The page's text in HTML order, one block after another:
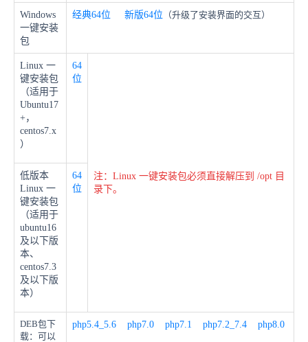
Windows
一键安装
包
经典64位 新版64位 （升级了安装界面的交互）
Linux 一
键安装包
（适用于
Ubuntu17
+，
centos7.x
）
64
位
注：Linux 一键安装包必须直接解压到 /opt 目
录下。
低版本
Linux 一
键安装包
（适用于
ubuntu16
及以下版
本、
centos7.3
及以下版
本）
64
位
DEB包下
载：可以
php5.4_5.6 php7.0 php7.1 php7.2_7.4 php8.0